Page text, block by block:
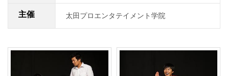
主催 太田プロエンタテイメント学院